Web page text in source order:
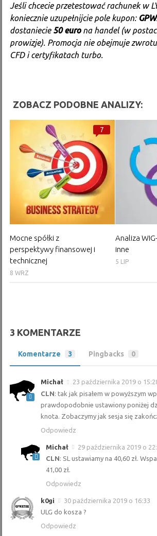
Jeśli chcecie przetestować rachunek w
koniecznie uzupełnijcie pole kupon:
dostaniecie 50 eurona handel (w
prowizje). Promocja nie obejmuje
CFD i certyfikatach turbo.
ZOBACZ PODOBNE ANALIZY:
7
Mocne spółki z
perspektywy finansowej i
technicznej
8 WRZ
Analiza
inne
5 LIP
3 KOMENTARZE
Komentarze 3 Pingbacks 0
Michał
23 października 2019 o
CLN: tak jak pisałem w powyższym
prawdopodobnie ustawiony poniżej
knota. Zobaczymy jak sesja się
Odpowiedz
Michał
29 października 2019 o
CLN: SL ustawiamy na 40,60 zł.
41,00 zł.
Odpowiedz
k0gi
30 października 2019 o 16:33
ULG do kosza ?
Odpowiedz